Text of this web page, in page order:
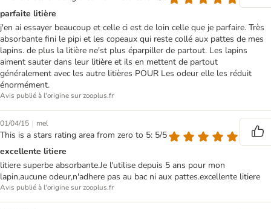
parfaite litière
j'en ai essayer beaucoup et celle ci est de loin celle que je parfaire. Très
absorbante fini le pipi et les copeaux qui reste collé aux pattes de mes
lapins. de plus la litière ne'st plus éparpiller de partout. Les lapins
aiment sauter dans leur litière et ils en mettent de partout
généralement avec les autre litières POUR Les odeur elle les réduit
énormément.
Avis publié à l'origine sur zooplus.fr
01/04/15 | mel
This is a stars rating area from zero to 5: 5/5
excellente litiere
litiere superbe absorbante.Je l'utilise depuis 5 ans pour mon
lapin,aucune odeur,n'adhere pas au bac ni aux pattes.excellente litiere
Avis publié à l'origine sur zooplus.fr